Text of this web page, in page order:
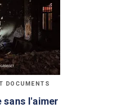
DOCUMENTS
sans l'aimer